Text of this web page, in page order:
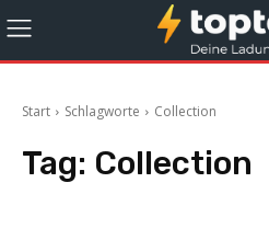
Start Schlagworte Collection
Tag: Collection